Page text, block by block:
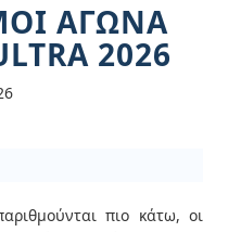
ΑΓΏΝΑ
2026
πιο κάτω, οι